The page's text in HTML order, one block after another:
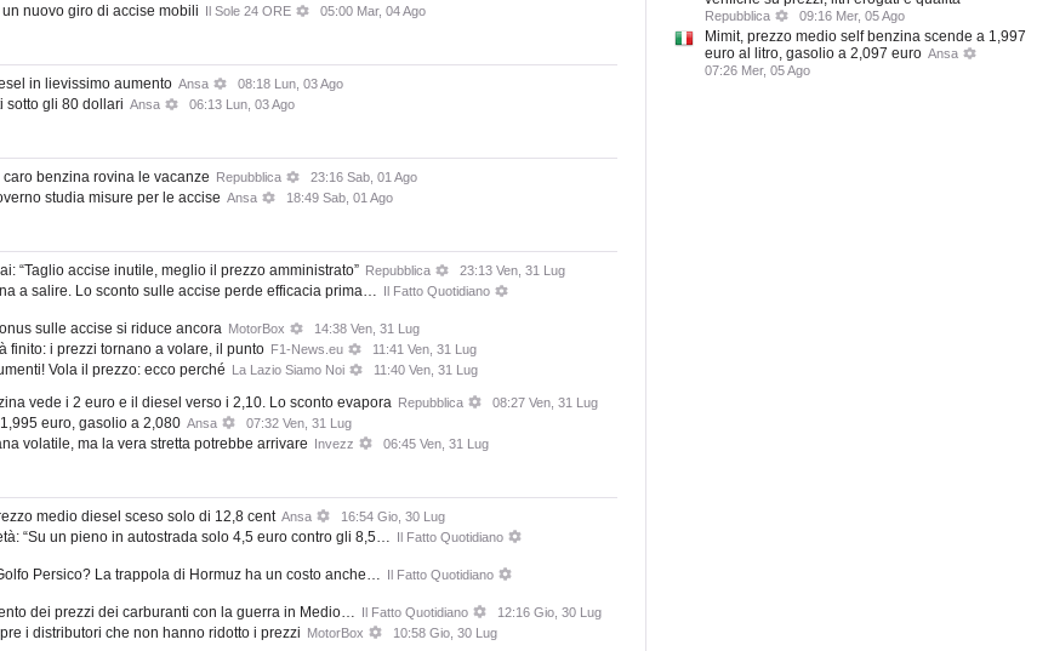
nuovo giro di accise mobili Il Sole 24 ORE 05:00 Mar, 04 Ago
in lievissimo aumento Ansa 08:18 Lun, 03 Ago
sotto gli 80 dollari Ansa 06:13 Lun, 03 Ago
benzina rovina le vacanze Repubblica 23:16 Sab, 01 Ago
studia misure per le accise Ansa 18:49 Sab, 01 Ago
“Taglio accise inutile, meglio il prezzo amministrato” Repubblica 23:13 Ven, 31 Lug
a salire. Lo sconto sulle accise perde efficacia prima… Il Fatto Quotidiano
sulle accise si riduce ancora MotorBox 14:38 Ven, 31 Lug
finito: i prezzi tornano a volare, il punto F1-News.eu 11:41 Ven, 31 Lug
Vola il prezzo: ecco perché La Lazio Siamo Noi 11:40 Ven, 31 Lug
vede i 2 euro e il diesel verso i 2,10. Lo sconto evapora Repubblica 08:27 Ven, 31 Lug
euro, gasolio a 2,080 Ansa 07:32 Ven, 31 Lug
volatile, ma la vera stretta potrebbe arrivare Invezz 06:45 Ven, 31 Lug
medio diesel sceso solo di 12,8 cent Ansa 16:54 Gio, 30 Lug
“Su un pieno in autostrada solo 4,5 euro contro gli 8,5…
Il Fatto Quotidiano
Persico? La trappola di Hormuz ha un costo anche…
Il Fatto Quotidiano
dei prezzi dei carburanti con la guerra in Medio… Il Fatto Quotidiano 12:16 Gio, 30 Lug
i distributori che non hanno ridotto i prezzi MotorBox 10:58 Gio, 30 Lug
Repubblica 09:16 Mer, 05 Ago
Mimit, prezzo medio self benzina scende a 1,997
euro al litro, gasolio a 2,097 euro Ansa
07:26 Mer, 05 Ago